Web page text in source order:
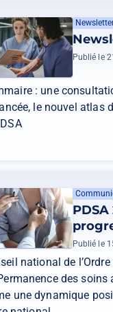
Publié le
: une
le nouvel atlas
Publié le
national de
des soins
une dynamique